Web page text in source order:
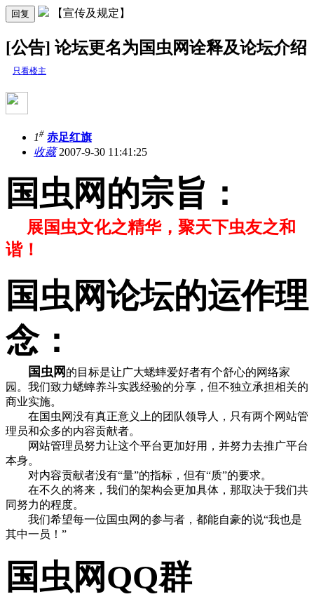
回复 【宣传及规定】
[公告] 论坛更名为国虫网诠释及论坛介绍
只看楼主
1# 赤足红旗
收藏2007-9-30 11:41:25
国虫网的宗旨：
展国虫文化之精华，聚天下虫友之和
谐！
国虫网论坛的运作理
念：
国虫网 的目标是让广大蟋蟀爱好者有个舒心的网络家
园。我们致力蟋蟀养斗实践经验的分享，但不独立承担相关的
商业实施。
在国虫网没有真正意义上的团队领导人，只有两个网站管
理员和众多的内容贡献者。
网站管理员努力让这个平台更加好用，并努力去推广平台
本身。
对内容贡献者没有“量”的指标，但有“质”的要求。
在不久的将来，我们的架构会更加具体，那取决于我们共
同努力的程度。
我们希望每一位国虫网的参与者，都能自豪的说“我也是
其中一员！”
国虫网QQ群